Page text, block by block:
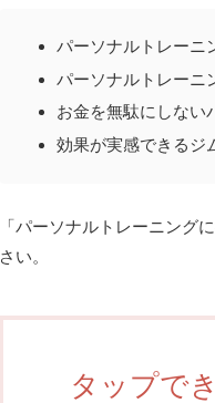
パーソナルトレーニ
パーソナルトレーニ
お金を無駄にしない
効果が実感できるジ
「パーソナルトレーニング
さい。
タップで